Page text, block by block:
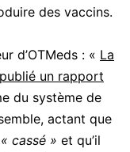
des vaccins.
d’OTMeds : « La
un rapport
du système de
actant que
« cassé » et qu’il